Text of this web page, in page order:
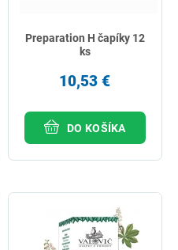
Preparation H čapíky 12
ks
10,53 €
DO KOŠÍKA